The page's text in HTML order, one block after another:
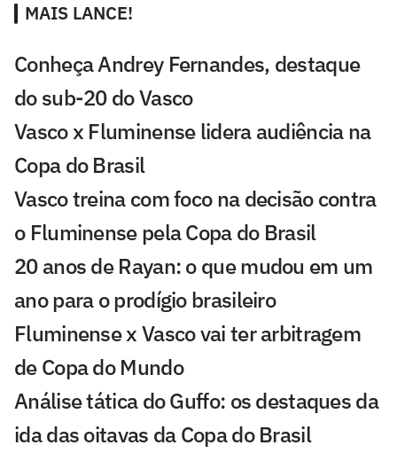
MAIS LANCE!
Conheça Andrey Fernandes, destaque
do sub-20 do Vasco
Vasco x Fluminense lidera audiência na
Copa do Brasil
Vasco treina com foco na decisão contra
o Fluminense pela Copa do Brasil
20 anos de Rayan: o que mudou em um
ano para o prodígio brasileiro
Fluminense x Vasco vai ter arbitragem
de Copa do Mundo
Análise tática do Guffo: os destaques da
ida das oitavas da Copa do Brasil